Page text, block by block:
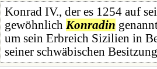
Konrad IV., der es 1254 auf
gewöhnlich Konradin
um sein Erbreich Sizilien in
seiner schwäbischen